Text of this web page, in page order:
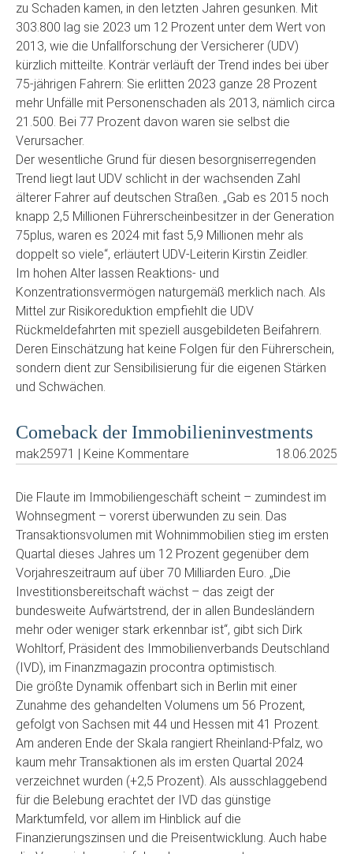
zu Schaden kamen, in den letzten Jahren gesunken. Mit
303.800 lag sie 2023 um 12 Prozent unter dem Wert von
2013, wie die Unfallforschung der Versicherer (UDV)
kürzlich mitteilte. Konträr verläuft der Trend indes bei über
75-jährigen Fahrern: Sie erlitten 2023 ganze 28 Prozent
mehr Unfälle mit Personenschaden als 2013, nämlich circa
21.500. Bei 77 Prozent davon waren sie selbst die
Verursacher.
Der wesentliche Grund für diesen besorgniserregenden
Trend liegt laut UDV schlicht in der wachsenden Zahl
älterer Fahrer auf deutschen Straßen. „Gab es 2015 noch
knapp 2,5 Millionen Führerscheinbesitzer in der Generation
75plus, waren es 2024 mit fast 5,9 Millionen mehr als
doppelt so viele“, erläutert UDV-Leiterin Kirstin Zeidler.
Im hohen Alter lassen Reaktions- und
Konzentrationsvermögen naturgemäß merklich nach. Als
Mittel zur Risikoreduktion empfiehlt die UDV
Rückmeldefahrten mit speziell ausgebildeten Beifahrern.
Deren Einschätzung hat keine Folgen für den Führerschein,
sondern dient zur Sensibilisierung für die eigenen Stärken
und Schwächen.
Comeback der Immobilieninvestments
mak25971 | Keine Kommentare 18.06.2025
Die Flaute im Immobiliengeschäft scheint – zumindest im
Wohnsegment – vorerst überwunden zu sein. Das
Transaktionsvolumen mit Wohnimmobilien stieg im ersten
Quartal dieses Jahres um 12 Prozent gegenüber dem
Vorjahreszeitraum auf über 70 Milliarden Euro. „Die
Investitionsbereitschaft wächst – das zeigt der
bundesweite Aufwärtstrend, der in allen Bundesländern
mehr oder weniger stark erkennbar ist“, gibt sich Dirk
Wohltorf, Präsident des Immobilienverbands Deutschland
(IVD), im Finanzmagazin procontra optimistisch.
Die größte Dynamik offenbart sich in Berlin mit einer
Zunahme des gehandelten Volumens um 56 Prozent,
gefolgt von Sachsen mit 44 und Hessen mit 41 Prozent.
Am anderen Ende der Skala rangiert Rheinland-Pfalz, wo
kaum mehr Transaktionen als im ersten Quartal 2024
verzeichnet wurden (+2,5 Prozent). Als ausschlaggebend
für die Belebung erachtet der IVD das günstige
Marktumfeld, vor allem im Hinblick auf die
Finanzierungszinsen und die Preisentwicklung. Auch habe